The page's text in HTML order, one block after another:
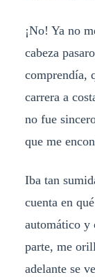
¡No! Ya no
cabeza
comprendía,
carrera a
no fue
que me
Iba tan
cuenta en
automático y
parte, me
adelante se